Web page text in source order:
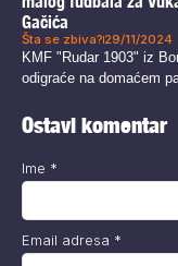
Gačića
Šta se zbiva? 29/11/2024
KMF "Rudar 1903" iz
odigraće na domaćem
Ostavi komentar
Ime *
Email adresa *